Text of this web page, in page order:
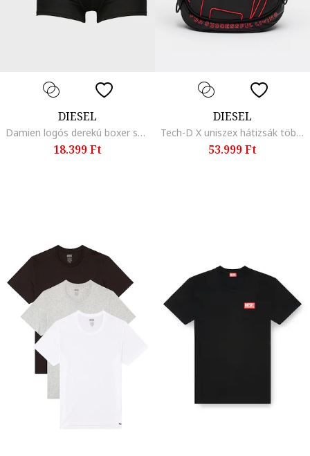
DIESEL
Damien logós derekú boxer szett - 3 db, Fekete/Sötétszürke
18.399 Ft
DIESEL
Tech-D X uniszex hátizsák több rekesszel, Piros/Fekete
53.999 Ft